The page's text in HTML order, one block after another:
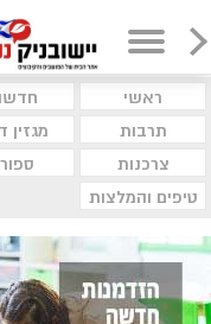
ראשי
תרבות
מגזין
צרכנות
טיפים והמלצות